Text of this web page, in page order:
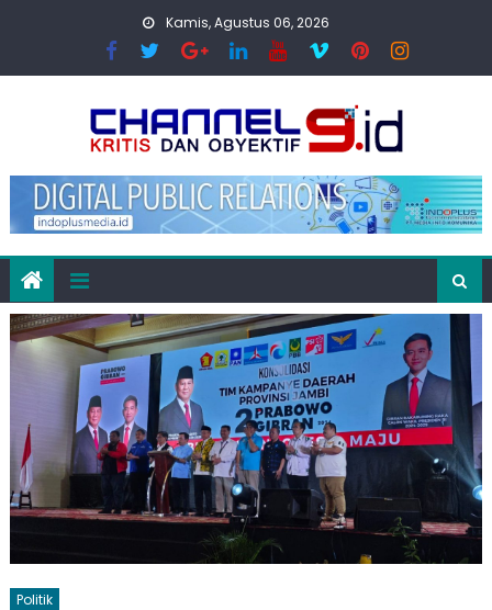
Kamis, Agustus 06, 2026
Politik